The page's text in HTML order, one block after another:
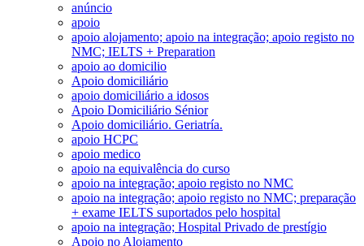
anúncio
apoio
apoio alojamento; apoio na integração; apoio registo no
NMC; IELTS + Preparation
apoio ao domicilio
Apoio domiciliário
apoio domiciliário a idosos
Apoio Domiciliário Sénior
Apoio domiciliário. Geriatría.
apoio HCPC
apoio medico
apoio na equivalência do curso
apoio na integração; apoio registo no NMC
apoio na integração; apoio registo no NMC; preparação
+ exame IELTS suportados pelo hospital
apoio na integração; Hospital Privado de prestígio
Apoio no Alojamento